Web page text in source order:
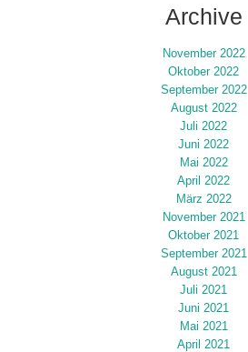
Archive
November 2022
Oktober 2022
September 2022
August 2022
Juli 2022
Juni 2022
Mai 2022
April 2022
März 2022
November 2021
Oktober 2021
September 2021
August 2021
Juli 2021
Juni 2021
Mai 2021
April 2021